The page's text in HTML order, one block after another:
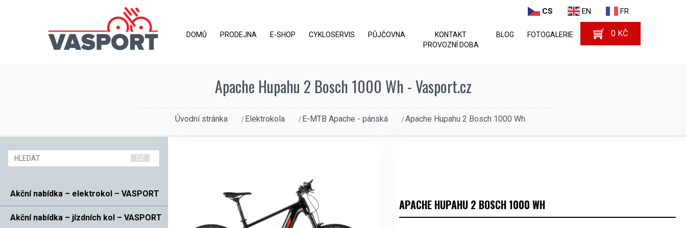
CS EN FR
DOMŮ PRODEJNA E-SHOP CYKLOSERVIS PŮJČOVNA
KONTAKT
PROVOZNÍ DOBA
BLOG FOTOGALERIE 0 KČ
Apache Hupahu 2 Bosch 1000 Wh - Vasport.cz
Úvodní stránka Elektrokola E-MTB Apache - pánská Apache Hupahu 2 Bosch 1000 Wh
Akční nabídka – elektrokol – VASPORT
Akční nabídka – jízdních kol – VASPORT
APACHE HUPAHU 2 BOSCH 1000 WH